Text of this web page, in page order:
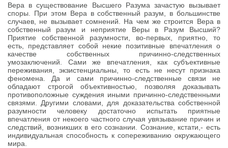
Вера в существование Высшего Разума зачастую вызывает
споры. При этом Вера в собственный разум, в большинстве
случаев, не вызывает сомнений. На чем же строится Вера в
собственный разум и неприятие Веры в Разум Высший?
Приятие собственной разумности, во-первых, приятно, то
есть, представляет собой некие позитивные впечатления о
качестве собственных причинно-следственных
умозаключений. Сами же впечатления, как субъективные
переживания, экзистенциальны, то есть не несут признака
феномена. Да и сами причинно-следственные связи не
обладают строгой объективностью, позволяя доказывать
противоположные суждения иными причинно-следственными
связями. Другими словами, для доказательства собственной
разумности человеку достаточно испытать приятные
впечатления от некоего частного случая увязывание причин и
следствий, возникших в его сознании. Сознание, кстати,- есть
индивидуальная способность к сопереживанию окружающего
мира.